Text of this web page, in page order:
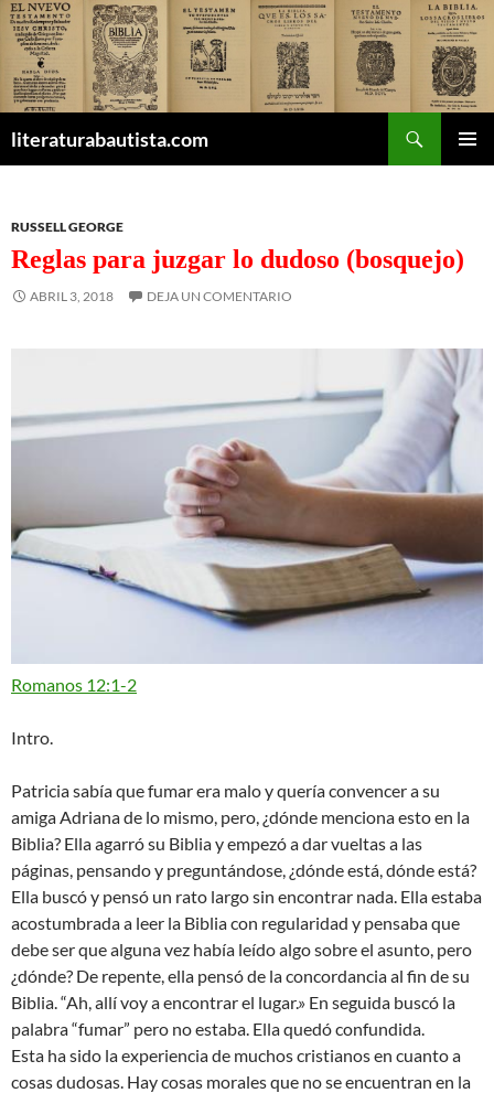
literaturabautista.com
RUSSELL GEORGE
Reglas para juzgar lo dudoso (bosquejo)
ABRIL 3, 2018 DEJA UN COMENTARIO
Romanos 12:1-2
Intro.
Patricia sabía que fumar era malo y quería convencer a su
amiga Adriana de lo mismo, pero, ¿dónde menciona esto en la
Biblia? Ella agarró su Biblia y empezó a dar vueltas a las
páginas, pensando y preguntándose, ¿dónde está, dónde está?
Ella buscó y pensó un rato largo sin encontrar nada. Ella estaba
acostumbrada a leer la Biblia con regularidad y pensaba que
debe ser que alguna vez había leído algo sobre el asunto, pero
¿dónde? De repente, ella pensó de la concordancia al fin de su
Biblia. “Ah, allí voy a encontrar el lugar.» En seguida buscó la
palabra “fumar” pero no estaba. Ella quedó confundida.
Esta ha sido la experiencia de muchos cristianos en cuanto a
cosas dudosas. Hay cosas morales que no se encuentran en la